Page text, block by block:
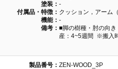
塗装： -
付属品・特徴： クッション，アーム
機能： -
備考： ■脚の樹種・肘の向
産：4~5週間 ※搬入
製品番号： ZEN-WOOD_3P